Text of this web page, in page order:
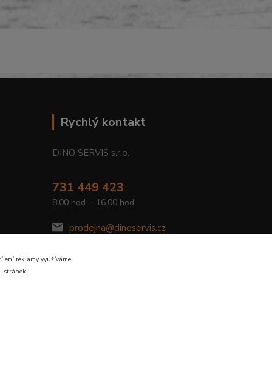
Rychlý kontakt
DINO SERVIS s.r.o.
731 449 423
8.00 hod. - 16.00 hod.
prodejna@dinoservis.cz
reklamy využíváme
stránek.